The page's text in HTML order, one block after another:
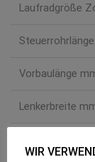
Laufradgröße
Vorbaulänge
Lenkerbreite
WIR